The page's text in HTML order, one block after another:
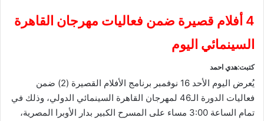
4 أفلام قصيرة ضمن فعاليات مهرجان القاهرة
السينمائي اليوم
كتبت:هدي احمد
يُعرض اليوم الأحد 16 نوفمبر برنامج الأفلام القصيرة (2) ضمن
فعاليات الدورة الـ46 لمهرجان القاهرة السينمائي الدولي، وذلك في
تمام الساعة 3:00 مساء على المسرح الكبير بدار الأوبرا المصرية،